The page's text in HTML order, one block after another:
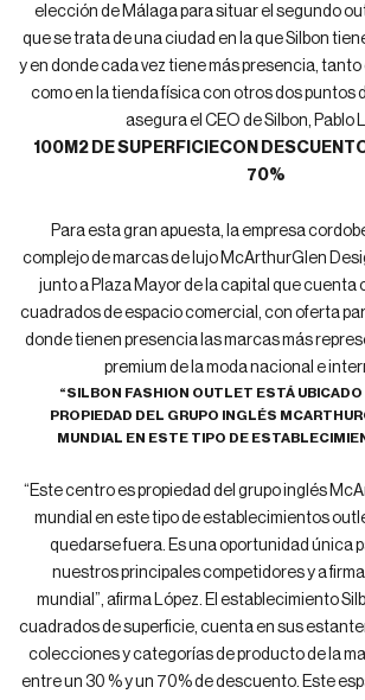
elección de Málaga para situar el segundo
que se trata de una ciudad en la que Silbon
y en donde cada vez tiene más presencia, tanto
como en la tienda física con otros dos puntos
asegura el CEO de Silbon, Pablo
100M2 DE SUPERFICIECON
70%
Para esta gran apuesta, la empresa
complejo de marcas de lujo McArthurGlen
junto a Plaza Mayor de la capital que cuenta
cuadrados de espacio comercial, con oferta
donde tienen presencia las marcas más
premium de la moda nacional e
“SILBON FASHION OUTLET ESTÁ UBICADO
PROPIEDAD DEL GRUPO INGLÉS
MUNDIAL EN ESTE TIPO DE
“Este centro es propiedad del grupo inglés
mundial en este tipo de establecimientos
quedarse fuera. Es una oportunidad única
nuestros principales competidores y a
mundial”, afirma López. El establecimiento
cuadrados de superficie, cuenta en sus
colecciones y categorías de producto de la
entre un 30 % y un 70% de descuento. Este